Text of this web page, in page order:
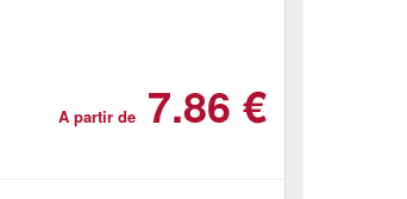
A partir de 7.86 €